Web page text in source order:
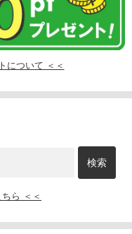
について ＜＜
ら ＜＜